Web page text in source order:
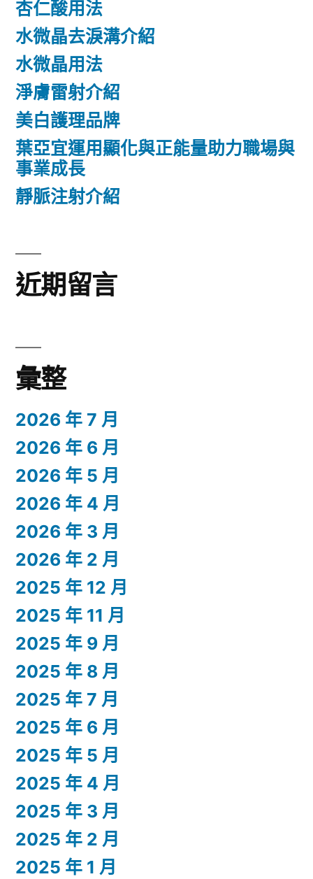
杏仁酸用法
水微晶去淚溝介紹
水微晶用法
淨膚雷射介紹
美白護理品牌
葉亞宜運用顯化與正能量助力職場與
事業成長
靜脈注射介紹
近期留言
彙整
2026 年 7 月
2026 年 6 月
2026 年 5 月
2026 年 4 月
2026 年 3 月
2026 年 2 月
2025 年 12 月
2025 年 11 月
2025 年 9 月
2025 年 8 月
2025 年 7 月
2025 年 6 月
2025 年 5 月
2025 年 4 月
2025 年 3 月
2025 年 2 月
2025 年 1 月